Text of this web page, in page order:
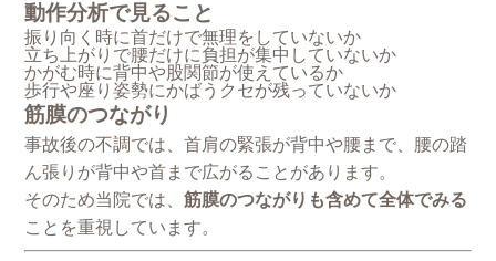
動作分析で見ること
振り向く時に首だけで無理をしていないか
立ち上がりで腰だけに負担が集中していないか
かがむ時に背中や股関節が使えているか
歩行や座り姿勢にかばうクセが残っていないか
筋膜のつながり
事故後の不調では、首肩の緊張が背中や腰まで、腰の踏
ん張りが背中や首まで広がることがあります。
そのため当院では、筋膜のつながりも含めて全体でみる
ことを重視しています。